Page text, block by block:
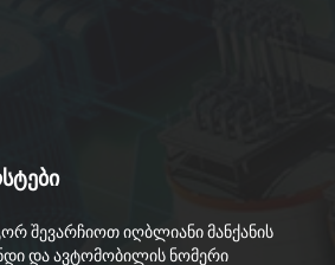
შევარჩიოთ იღბლიანი მანქანის
და ავტომობილის ნომერი